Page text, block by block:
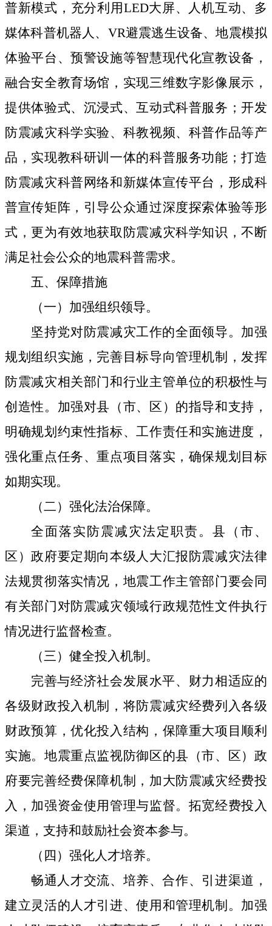
普新模式，充分利用LED大屏、人机互动、多
媒体科普机器人、 VR避震逃生设备、地震模拟
体验平台、预警设施等智慧现代化宣教设备，
融合安全教育场馆，实现三维数字影像展示，
提供体验式、沉浸式、互动式科普服务；开发
防震减灾科学实验、科教视频、科普作品等产
品，实现教科研训一体的科普服务功能；打造
防震减灾科普网络和新媒体宣传平台，形成科
普宣传矩阵，引导公众通过深度探索体验等形
式，更为有效地获取防震减灾科学知识，不断
满足社会公众的地震科普需求。
五、保障措施
（一）加强组织领导。
坚持党对防震减灾工作的全面领导。加强
规划组织实施，完善目标导向管理机制，发挥
防震减灾相关部门和行业主管单位的积极性与
创造性。 加强对县 （市、区） 的指导和支持，
明确规划约束性指标、工作责任和实施进度，
强化重点任务、重点项目落实，确保规划目标
如期实现。
（二）强化法治保障。
全面落实防震减灾法定职责。 县（市、
区）政府要定期向本级人大汇报防震减灾法律
法规贯彻落实情况，地震工作主管部门 要会同
有关部门 对防震减灾领域行政规范性文件执行
情况进行监督检查。
（三）健全投入机制 。
完善与经济社会发展水平、财力相适应的
各级财政投入机制，将防震减灾经费列入各级
财政预算，优化投入结构，保障重大项目顺利
实施。地震重点监视防御区的县 （市、区）政
府要完善经费保障机制，加大防震减灾经费投
入，加强资金使用管理与监督。拓宽经费投入
渠道，支持和鼓励社会资本参与。
（四）强化人才培养。
畅通人才交流、培养、合作、引进渠道，
建立灵活的人才引进、使用和管理机制。加强